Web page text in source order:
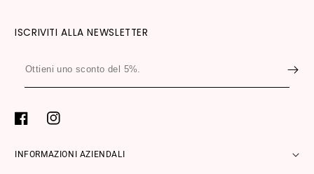
ISCRIVITI ALLA NEWSLETTER
Ottieni
uno
del
FacebookInstagram
INFORMAZIONI AZIENDALI